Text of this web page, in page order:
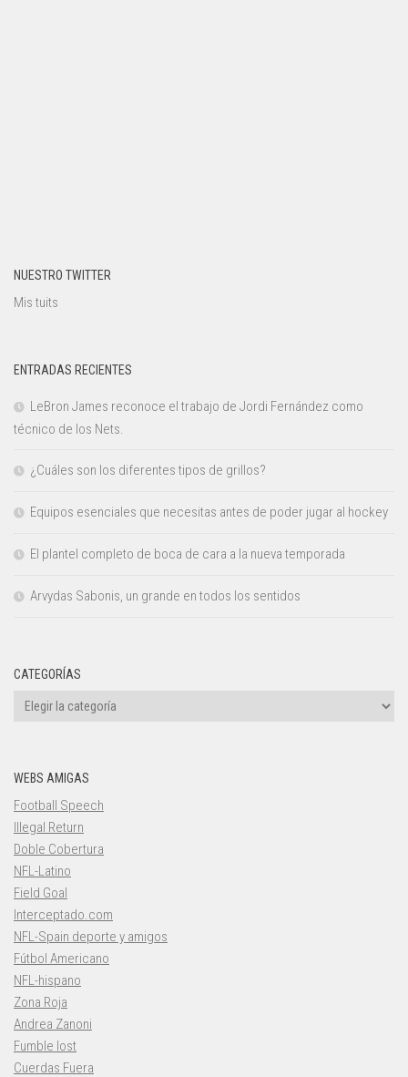
NUESTRO TWITTER
Mis tuits
ENTRADAS RECIENTES
LeBron James reconoce el trabajo de Jordi Fernández como
técnico de los Nets.
¿Cuáles son los diferentes tipos de grillos?
Equipos esenciales que necesitas antes de poder jugar al hockey
El plantel completo de boca de cara a la nueva temporada
Arvydas Sabonis, un grande en todos los sentidos
CATEGORÍAS
Categorías
WEBS AMIGAS
Football Speech
Illegal Return
Doble Cobertura
NFL-Latino
Field Goal
Interceptado.com
NFL-Spain deporte y amigos
Fútbol Americano
NFL-hispano
Zona Roja
Andrea Zanoni
Fumble lost
Cuerdas Fuera